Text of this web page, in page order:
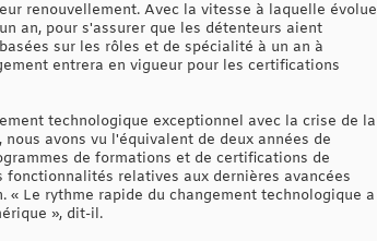
renouvellement. Avec la vitesse à laquelle évolue
an, pour s'assurer que les détenteurs aient
sur les rôles et de spécialité à un an à
entrera en vigueur pour les certifications
technologique exceptionnel avec la crise de la
avons vu l'équivalent de deux années de
de formations et de certifications de
relatives aux dernières avancées
Le rythme rapide du changement technologique a
», dit-il.